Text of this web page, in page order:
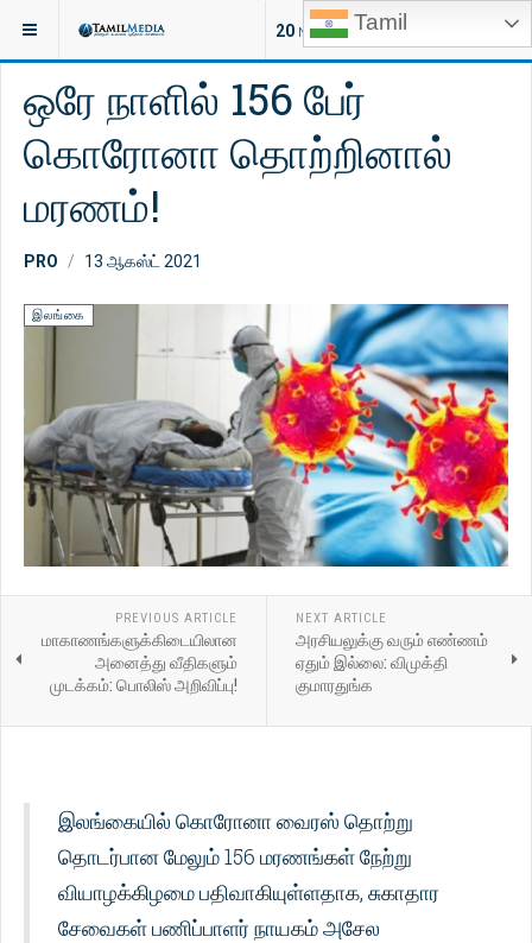
Tamil
20 NEW ARTICLES
இருக்குமிடம்: செய்திகள்
ஒரே நாளில் 156 பேர்
கொரோனா தொற்றினால்
மரணம்!
PRO 13 ஆகஸ்ட் 2021
இலங்கை
PREVIOUS ARTICLE
மாகாணங்களுக்கிடையிலான
அனைத்து வீதிகளும்
முடக்கம்: பொலிஸ் அறிவிப்பு!
NEXT ARTICLE
அரசியலுக்கு வரும் எண்ணம்
ஏதும் இல்லை: விமுக்தி
குமாரதுங்க
இலங்கையில் கொரோனா வைரஸ் தொற்று
தொடர்பான மேலும் 156 மரணங்கள் நேற்று
வியாழக்கிழமை பதிவாகியுள்ளதாக, சுகாதார
சேவைகள் பணிப்பாளர் நாயகம் அசேல